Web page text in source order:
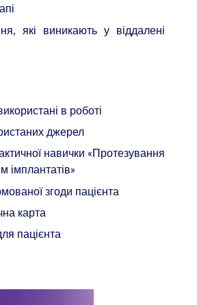
які виникають у віддалені
в роботі
джерел
навички «Протезування
імплантатів»
згоди пацієнта
карта
пацієнта